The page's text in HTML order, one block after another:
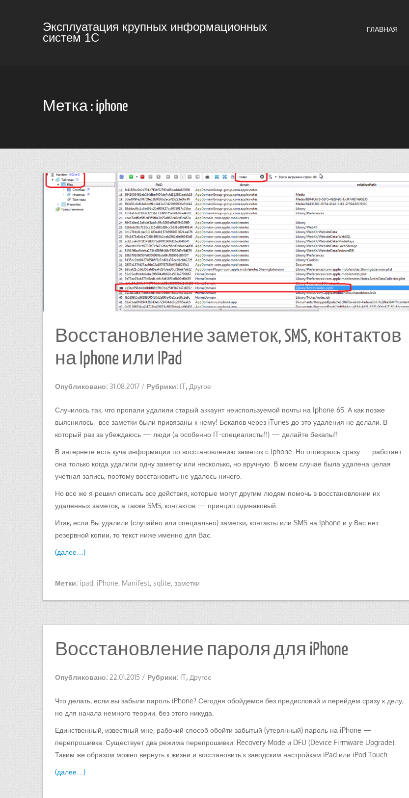
Эксплуатация крупных информационных
систем 1С
ГЛАВНАЯ
Метка : iphone
Восстановление заметок, SMS, контактов
на Iphone или IPad
Опубликовано: 31.08.2017 / Рубрики: IT, Другое
Случилось так, что пропали удалили старый аккаунт неиспользуемой почты на Iphone 6S. А как позже
выяснилось, все заметки были привязаны к нему! Бекапов через iTunes до это удаления не делали. В
который раз за убеждаюсь — люди (а особенно IT-специалисты!!) — делайте бекапы!!
В интернете есть куча информации по восстановлению заметок с Iphone. Но оговорюсь сразу — работает
она только когда удалили одну заметку или несколько, но вручную. В моем случае была удалена целая
учетная запись, поэтому восстановить не удалось ничего.
Но все же я решил описать все действия, которые могут другим людям помочь в восстановлении их
удаленных заметок, а также SMS, контактов — принцип одинаковый.
Итак, если Вы удалили (случайно или специально) заметки, контакты или SMS на Iphone и у Вас нет
резервной копии, то текст ниже именно для Вас.
(далее…)
Метки: ipad, iPhone, Manifest, sqlite, заметки
Восстановление пароля для iPhone
Опубликовано: 22.01.2015 / Рубрики: IT, Другое
Что делать, если вы забыли пароль iPhone? Сегодня обойдемся без предисловий и перейдем сразу к делу,
но для начала немного теории, без этого никуда.
Единственный, известный мне, рабочий способ обойти забытый (утерянный) пароль на iPhone —
перепрошивка. Существует два режима перепрошивки: Recovery Mode и DFU (Device Firmware Upgrade).
Таким же образом можно вернуть к жизни и восстановить к заводским настройкам iPad или iPod Touch.
(далее…)